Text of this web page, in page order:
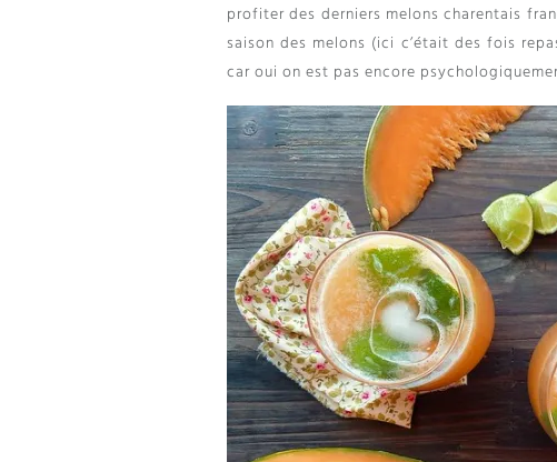
profiter des derniers melons charentais
saison des melons (ici c’était des fois
car oui on est pas encore